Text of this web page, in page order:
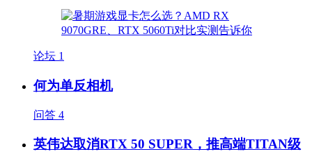
论坛 1
何为单反相机
问答 4
英伟达取消RTX 50 SUPER，推高端TITAN级